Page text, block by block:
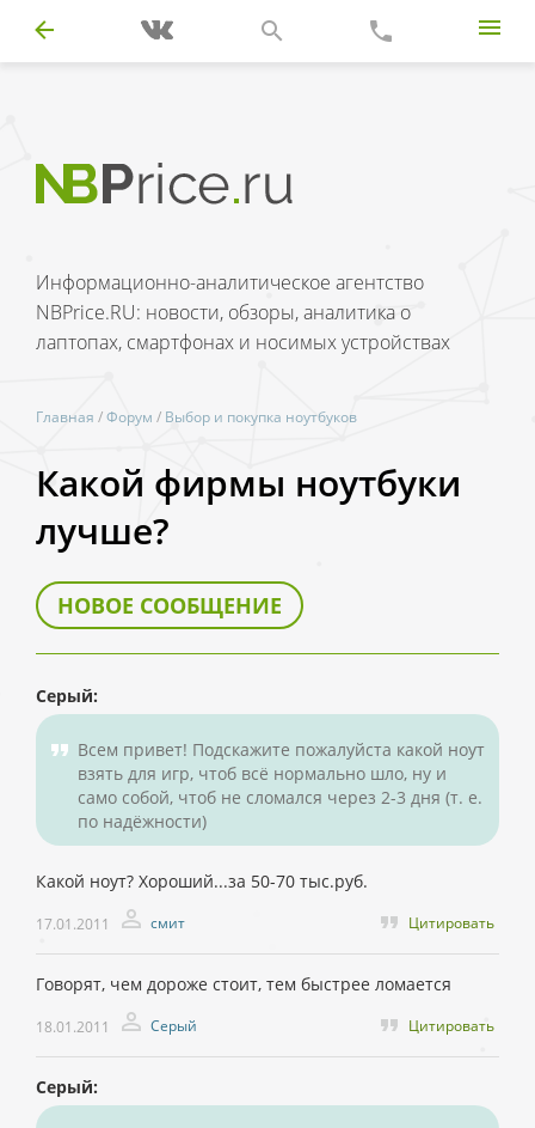
Информационно-аналитическое агентство
NBPrice.RU: новости, обзоры, аналитика о
лаптопах, смартфонах и носимых устройствах
Главная /Форум / Выбор и покупка ноутбуков
Какой фирмы ноутбуки
лучше?
НОВОЕ СООБЩЕНИЕ
Серый:
Всем привет! Подскажите пожалуйста какой ноут
взять для игр, чтоб всё нормально шло, ну и
само собой, чтоб не сломался через 2-3 дня (т. е.
по надёжности)
Какой ноут? Хороший...за 50-70 тыс.руб.
17.01.2011 смит Цитировать
Говорят, чем дороже стоит, тем быстрее ломается
18.01.2011 Серый Цитировать
Серый: